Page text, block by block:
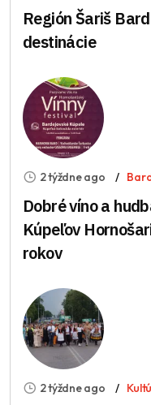
Región Šariš
destinácie
2 týždne ago
Dobré víno a
Kúpeľov
rokov
2 týždne ago